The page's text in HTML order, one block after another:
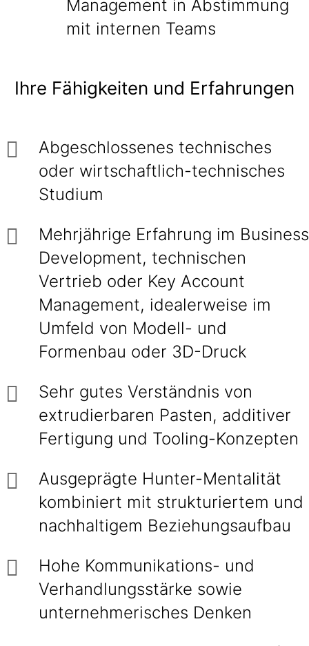
Management in Abstimmung
mit internen Teams
Ihre Fähigkeiten und Erfahrungen
Abgeschlossenes technisches
oder wirtschaftlich-technisches
Studium
Mehrjährige Erfahrung im Business
Development, technischen
Vertrieb oder Key Account
Management, idealerweise im
Umfeld von Modell- und
Formenbau oder 3D-Druck
Sehr gutes Verständnis von
extrudierbaren Pasten, additiver
Fertigung und Tooling-Konzepten
Ausgeprägte Hunter-Mentalität
kombiniert mit strukturiertem und
nachhaltigem Beziehungsaufbau
Hohe Kommunikations- und
Verhandlungsstärke sowie
unternehmerisches Denken